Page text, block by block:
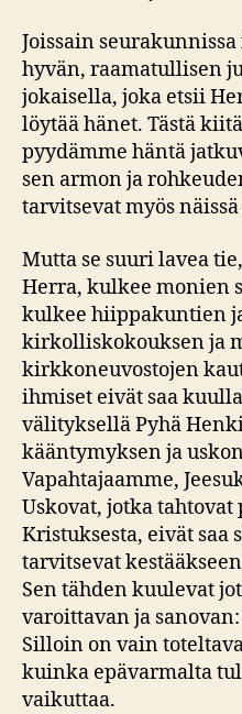
Joissain
hyvän, raamatullisen
jokaisella, joka etsii
löytää hänet. Tästä
pyydämme häntä
sen armon ja
tarvitsevat myös
Mutta se suuri lavea
Herra, kulkee monien
kulkee hiippakuntien
kirkolliskokouksen ja
kirkkoneuvostojen
ihmiset eivät saa
välityksellä Pyhä
kääntymyksen ja
Vapahtajaamme,
Uskovat, jotka
Kristuksesta, eivät saa
tarvitsevat
Sen tähden kuulevat
varoittavan ja
Silloin on vain
kuinka epävarmalta
vaikuttaa.